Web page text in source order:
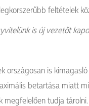
feltételek
is új vezetőt
is
betartása miatt
tudja